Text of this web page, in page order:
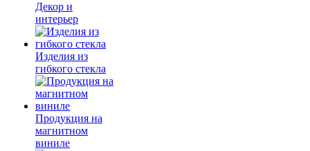
Декор и
интерьер
Изделия из
гибкого стекла
Продукция на
магнитном
виниле